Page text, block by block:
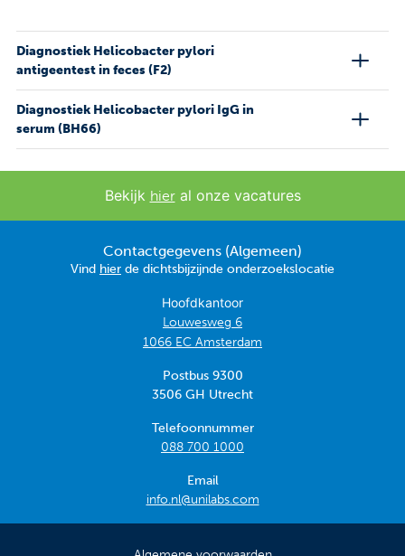
Diagnostiek Helicobacter pylori
antigeentest in feces (F2)
Diagnostiek Helicobacter pylori IgG in
serum (BH66)
Bekijk hieral onze vacatures
Contactgegevens (Algemeen)
Vind hier de dichtsbijzijnde onderzoekslocatie
Hoofdkantoor
Louwesweg 6
1066 EC Amsterdam
Postbus 9300
3506 GH Utrecht
Telefoonnummer
088 700 1000
Email
info.nl@unilabs.com